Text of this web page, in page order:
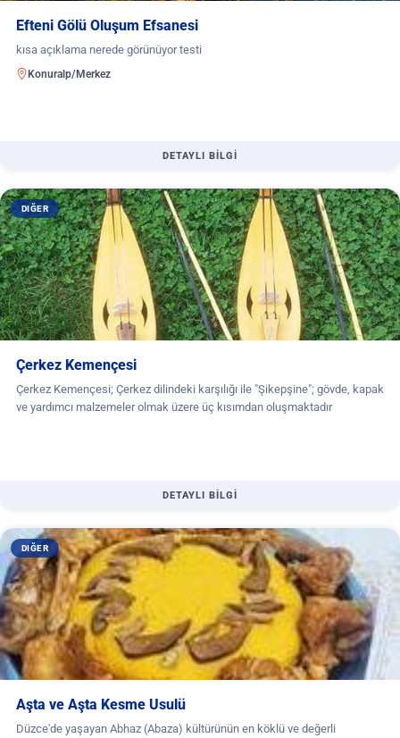
Efteni Gölü Oluşum Efsanesi
kısa açıklama nerede görünüyor testi
Konuralp/Merkez
DETAYLI BİLGİ
DIĞER
Çerkez Kemençesi
Çerkez Kemençesi; Çerkez dilindeki karşılığı ile "Şikepşine"; gövde, kapak
ve yardımcı malzemeler olmak üzere üç kısımdan oluşmaktadır
DETAYLI BİLGİ
DIĞER
Aşta ve Aşta Kesme Usulü
Düzce'de yaşayan Abhaz (Abaza) kültürünün en köklü ve değerli